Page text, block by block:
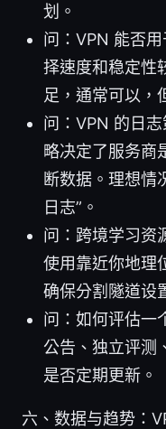
划。
问：VPN 能否
择速度和稳定性
足，通常可以，
问：VPN 的日
略决定了服务商
断数据。理想情
日志”。
问：跨境学习资
使用靠近你地理
确保分割隧道设
问：如何评估一
公告、独立评测
是否定期更新。
六、数据与趋势：